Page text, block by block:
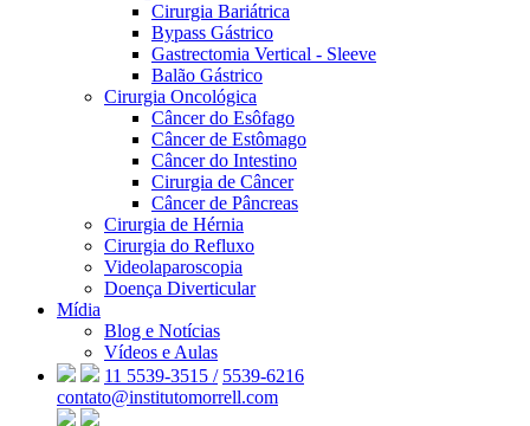
Cirurgia Bariátrica
Bypass Gástrico
Gastrectomia Vertical - Sleeve
Balão Gástrico
Cirurgia Oncológica
Câncer do Esôfago
Câncer de Estômago
Câncer do Intestino
Cirurgia de Câncer
Câncer de Pâncreas
Cirurgia de Hérnia
Cirurgia do Refluxo
Videolaparoscopia
Doença Diverticular
Mídia
Blog e Notícias
Vídeos e Aulas
11 5539-3515 / 5539-6216
contato@institutomorrell.com